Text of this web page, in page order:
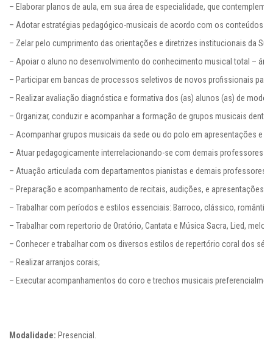
– Elaborar planos de aula, em sua área de especialidade, que
– Adotar estratégias pedagógico-musicais de acordo com os conteúdos
– Zelar pelo cumprimento das orientações e diretrizes institucionais da
– Apoiar o aluno no desenvolvimento do conhecimento musical total –
– Participar em bancas de processos seletivos de novos profissionais para
– Realizar avaliação diagnóstica e formativa dos (as) alunos (as) de
– Organizar, conduzir e acompanhar a formação de grupos musicais
– Acompanhar grupos musicais da sede ou do polo em apresentações e
– Atuar pedagogicamente interrelacionando-se com demais professores
– Atuação articulada com departamentos pianistas e demais professores;
– Preparação e acompanhamento de recitais, audições, e apresentações
– Trabalhar com períodos e estilos essenciais: Barroco, clássico,
– Trabalhar com repertorio de Oratório, Cantata e Música Sacra, Lied,
– Conhecer e trabalhar com os diversos estilos de repertório coral dos
– Realizar arranjos corais;
– Executar acompanhamentos do coro e trechos musicais
Modalidade: